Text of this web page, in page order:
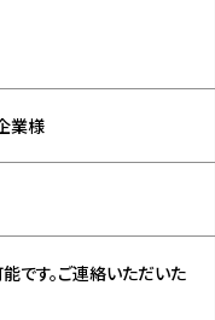
業様
です。ご連絡いただいた